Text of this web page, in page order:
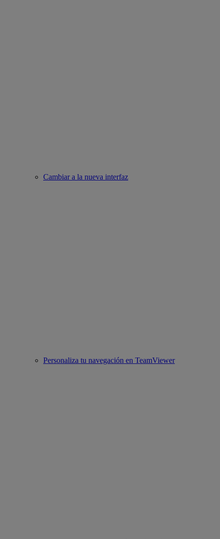
Cambiar a la nueva interfaz
Personaliza tu navegación en TeamViewer